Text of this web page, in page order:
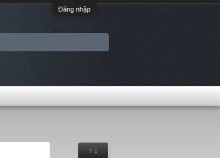
Đăng nhập
↑ ↓